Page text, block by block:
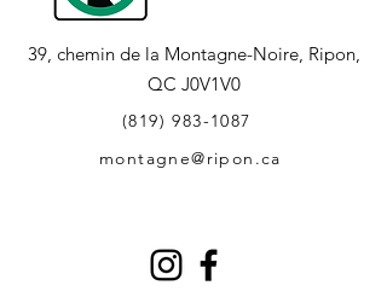
39, chemin de la Montagne-Noire, Ripon,
QC J0V1V0
(819) 983-1087
montagne@ripon.ca